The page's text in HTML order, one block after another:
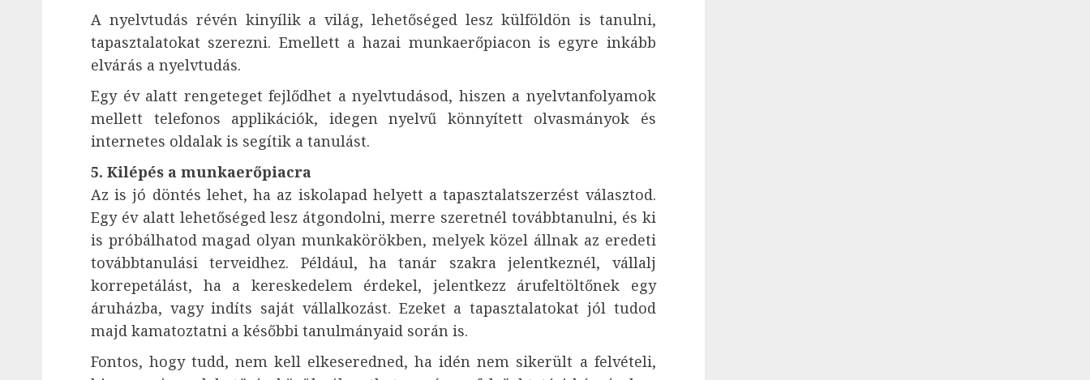
A nyelvtudás révén kinyílik a világ, lehetőséged lesz külföldön is tanulni,
tapasztalatokat szerezni. Emellett a hazai munkaerőpiacon is egyre inkább
elvárás a nyelvtudás.
Egy év alatt rengeteget fejlődhet a nyelvtudásod, hiszen a nyelvtanfolyamok
mellett telefonos applikációk, idegen nyelvű könnyített olvasmányok és
internetes oldalak is segítik a tanulást.
5. Kilépés a munkaerőpiacra
Az is jó döntés lehet, ha az iskolapad helyett a tapasztalatszerzést választod.
Egy év alatt lehetőséged lesz átgondolni, merre szeretnél továbbtanulni, és ki
is próbálhatod magad olyan munkakörökben, melyek közel állnak az eredeti
továbbtanulási terveidhez. Például, ha tanár szakra jelentkeznél, vállalj
korrepetálást, ha a kereskedelem érdekel, jelentkezz árufeltöltőnek egy
áruházba, vagy indíts saját vállalkozást. Ezeket a tapasztalatokat jól tudod
majd kamatoztatni a későbbi tanulmányaid során is.
Fontos, hogy tudd, nem kell elkeseredned, ha idén nem sikerült a felvételi,